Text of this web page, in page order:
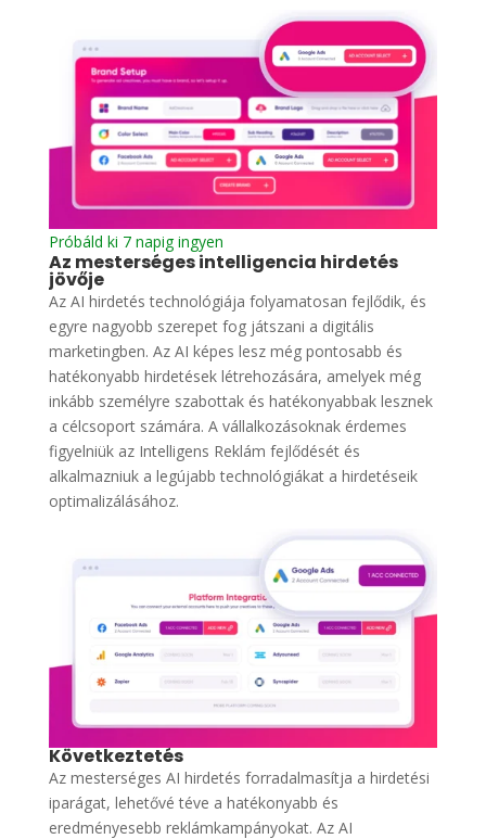
Próbáld ki 7 napig ingyen
Az mesterséges intelligencia hirdetés
jövője
Az AI hirdetés technológiája folyamatosan fejlődik, és
egyre nagyobb szerepet fog játszani a digitális
marketingben. Az AI képes lesz még pontosabb és
hatékonyabb hirdetések létrehozására, amelyek még
inkább személyre szabottak és hatékonyabbak lesznek
a célcsoport számára. A vállalkozásoknak érdemes
figyelniük az Intelligens Reklám fejlődését és
alkalmazniuk a legújabb technológiákat a hirdetéseik
optimalizálásához.
Következtetés
Az mesterséges AI hirdetés forradalmasítja a hirdetési
iparágat, lehetővé téve a hatékonyabb és
eredményesebb reklámkampányokat. Az AI